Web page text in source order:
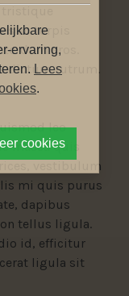
ac turpis
eros.
dictum rutrum.
leo
massa quis
vestibulum
mi quis purus
dapibus
tellus ligula.
id, efficitur
ligula sit
ervaring,
Lees
.
cookies